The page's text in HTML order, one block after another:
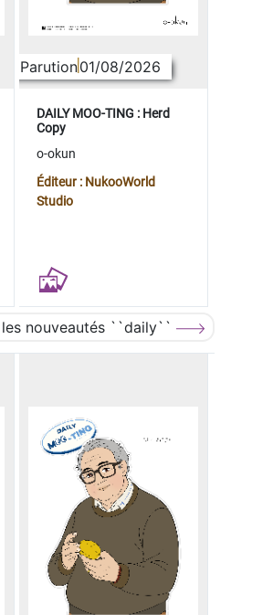
Parution01/08/2026
DAILY MOO-TING : Herd
Copy
o-okun
Éditeur : NukooWorld
Studio
nouveautés ``daily``